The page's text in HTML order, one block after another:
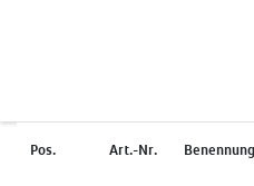
Pos. Art.-Nr. Benennung